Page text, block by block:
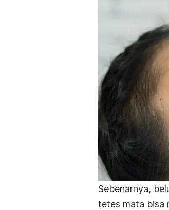
Sebenarnya,
tetes mata bisa